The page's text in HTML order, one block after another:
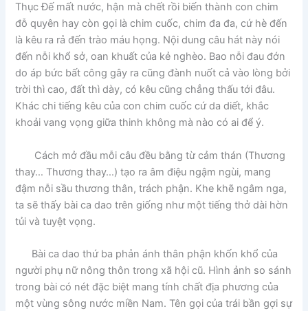
Thục Đế mất nước, hận mà chết rồi biến thành con chim
đỗ quyên hay còn gọi là chim cuốc, chim đa đa, cứ hè đến
là kêu ra rả đến trào máu họng. Nội dung câu hát này nói
đến nỗi khổ sở, oan khuất của kẻ nghèo. Bao nỗi đau đớn
do áp bức bất công gây ra cũng đành nuốt cả vào lòng bởi
trời thì cao, đất thì dày, có kêu cũng chẳng thấu tới đâu.
Khác chi tiếng kêu của con chim cuốc cứ da diết, khắc
khoải vang vọng giữa thinh không mà nào có ai để ý.
Cách mở đầu mỗi câu đều bằng từ cảm thán (Thương
thay… Thương thay…) tạo ra âm điệu ngậm ngùi, mang
đậm nỗi sầu thương thân, trách phận. Khe khẽ ngâm nga,
ta sẽ thấy bài ca dao trên giống như một tiếng thở dài hờn
tủi và tuyệt vọng.
Bài ca dao thứ ba phản ánh thân phận khốn khổ của
người phụ nữ nông thôn trong xã hội cũ. Hình ảnh so sánh
trong bài có nét đặc biệt mang tính chất địa phương của
một vùng sông nước miền Nam. Tên gọi của trái bần gợi sự